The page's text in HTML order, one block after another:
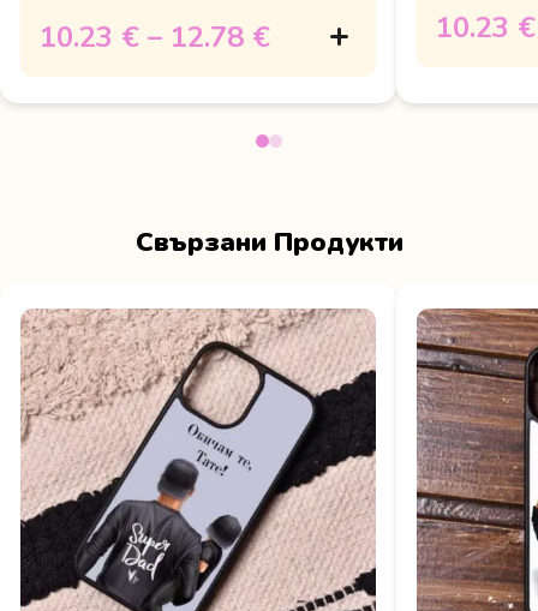
10.23 € – 12.78 € 10.23 €
Свързани Продукти